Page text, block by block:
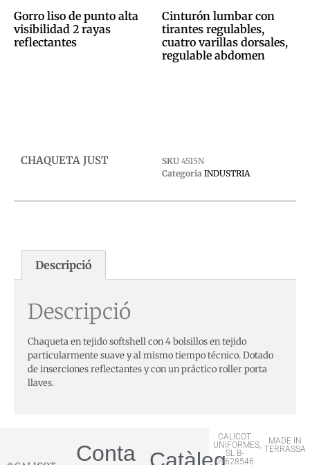
Gorro liso de punto alta
visibilidad 2 rayas
reflectantes
Cinturón lumbar con
tirantes regulables,
cuatro varillas dorsales,
regulable abdomen
CHAQUETA JUST SKU 4515N
Categoria INDUSTRIA
Descripció
Descripció
Chaqueta en tejido softshell con 4 bolsillos en tejido
particularmente suave y al mismo tiempo técnico. Dotado
de inserciones reflectantes y con un práctico roller porta
llaves.
Contactar
CALICOT
UNIFORMES,
SL B-
09628546
MADE IN
TERRASSA